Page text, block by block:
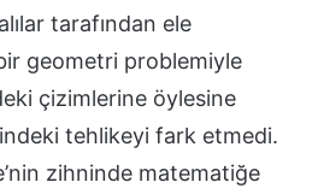
tarafından ele
geometri problemiyle
çizimlerine öylesine
tehlikeyi fark etmedi.
zihninde matematiğe